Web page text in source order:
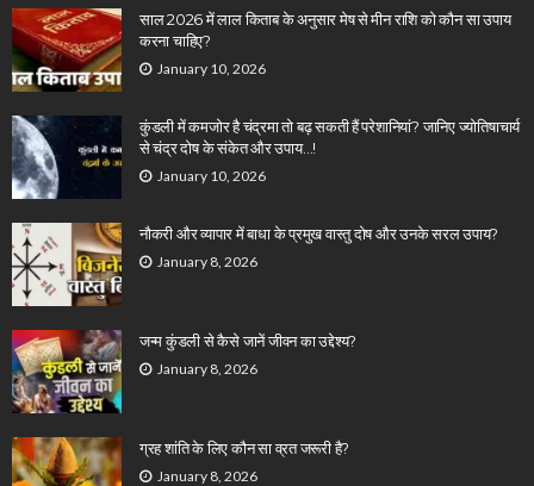
साल 2026 में लाल किताब के अनुसार मेष से मीन राशि को कौन सा उपाय
करना चाहिए?
January 10, 2026
कुंडली में कमजोर है चंद्रमा तो बढ़ सकती हैं परेशानियां? जानिए ज्योतिषाचार्य
से चंद्र दोष के संकेत और उपाय…!
January 10, 2026
नौकरी और व्यापार में बाधा के प्रमुख वास्तु दोष और उनके सरल उपाय?
January 8, 2026
जन्म कुंडली से कैसे जानें जीवन का उद्देश्य?
January 8, 2026
ग्रह शांति के लिए कौन सा व्रत जरूरी है?
January 8, 2026